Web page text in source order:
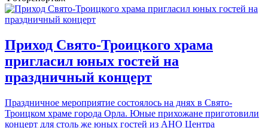
Приход Свято-Троицкого храма
пригласил юных гостей на
праздничный концерт
Праздничное мероприятие состоялось на днях в Свято-
Троицком храме города Орла. Юные прихожане приготовили
концерт для столь же юных гостей из АНО Центра